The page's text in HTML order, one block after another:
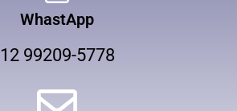
WhastApp
12 99209-5778